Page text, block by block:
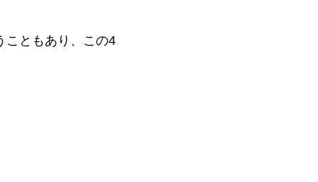
こともあり、この4